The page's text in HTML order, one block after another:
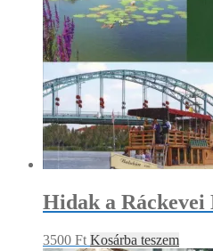
Hidak a Ráckevei
3500 Ft Kosárba teszem